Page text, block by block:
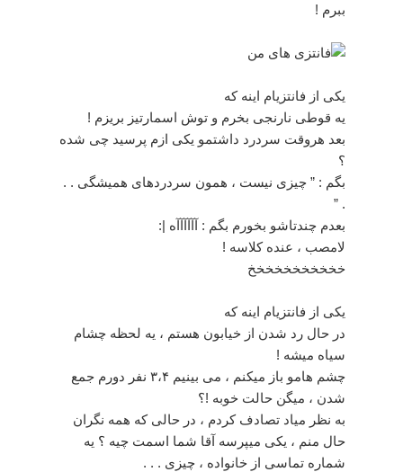
ببرم !
ﯾﮑﯽ ﺍﺯ ﻓﺎﻧﺘﺰﯾﺎﻡ ﺍﯾﻨﻪ ﮐﻪ
ﯾﻪ ﻗﻮﻃﯽ ﻧﺎﺭﻧﺠﯽ ﺑﺨﺮﻡ ﻭ ﺗﻮﺵ ﺍﺳﻤﺎﺭﺗﯿﺰ ﺑﺮﯾﺰﻡ !
ﺑﻌﺪ ﻫﺮﻭﻗﺖ ﺳﺮﺩﺭﺩ ﺩﺍﺷﺘﻤﻮ ﯾﮑﯽ ﺍﺯﻡ ﭘﺮﺳﯿﺪ ﭼﯽ ﺷﺪﻩ
؟
ﺑﮕﻢ : ” ﭼﯿﺰﯼ ﻧﯿﺴﺖ ، ﻫﻤﻮﻥ ﺳﺮﺩﺭﺩﻫﺎﯼ ﻫﻤﯿﺸﮕﯽ . .
. ”
ﺑﻌﺪﻡ ﭼﻨﺪﺗﺎﺷﻮ ﺑﺨﻮﺭﻡ ﺑﮕﻢ : ﺁﺁﺁﺁﺁﺁﻩ |:
ﻻﻣﺼﺐ ، ﻋﻨﺪﻩ ﮐﻼﺳﻪ !
خخخخخخخخخخخ
یکی از فانتزیام اینه که
در حال رد شدن از خیابون هستم ، یه لحظه چشام
سیاه میشه !
چشم هامو باز میکنم ، می بینیم ۳،۴ نفر دورم جمع
شدن ، میگن حالت خوبه !؟
به نظر میاد تصادف کردم ، در حالی که همه نگران
حال منم ، یکی میپرسه آقا شما اسمت چیه ؟ یه
شماره تماسی از خانواده ، چیزی . . .